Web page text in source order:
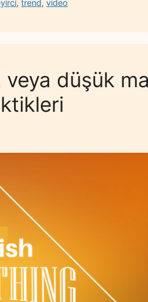
,trend,video
düşük